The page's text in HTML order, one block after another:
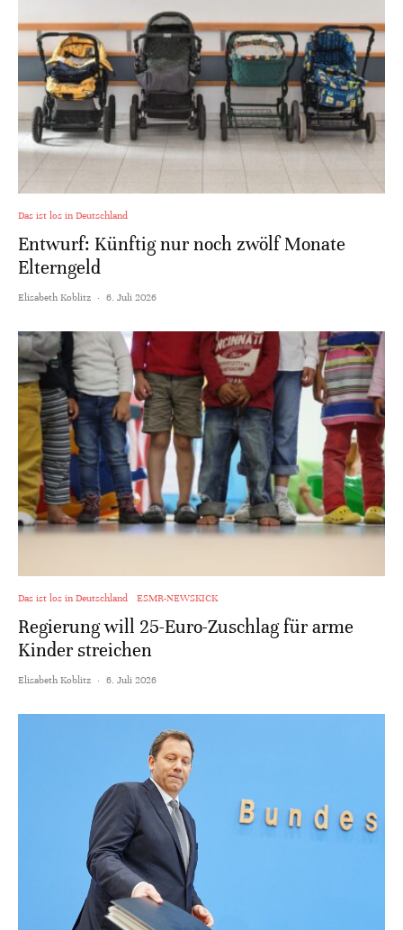
Das ist los in Deutschland
Entwurf: Künftig nur noch zwölf Monate
Elterngeld
Elisabeth Koblitz · 6. Juli 2026
Das ist los in Deutschland ESMR-NEWSKICK
Regierung will 25-Euro-Zuschlag für arme
Kinder streichen
Elisabeth Koblitz · 6. Juli 2026